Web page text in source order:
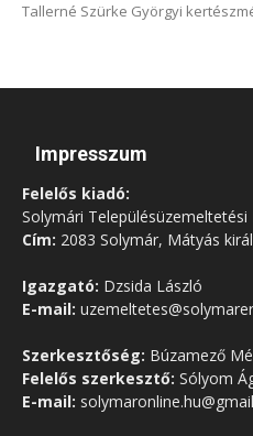
Tallerné Szürke Györgyi
Impresszum
Felelős kiadó:
Solymári Településüzemeltetési
Cím: 2083 Solymár, Mátyás
Igazgató: Dzsida László
E-mail:
Szerkesztőség: Búzamező
Felelős szerkesztő: Sólyom
E-mail: